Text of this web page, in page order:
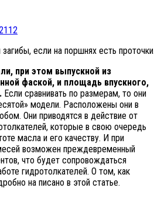
если на поршнях есть
при этом выпускной из
фаской, и площадь впускного,
Если сравнивать по размерам, то они
модели. Расположены они в
Они приводятся в действие от
которые в свою очередь
масла и его качеству. И при
возможен преждевременный
что будет сопровождаться
гидротолкателей. О том, как
на писано в этой статье.